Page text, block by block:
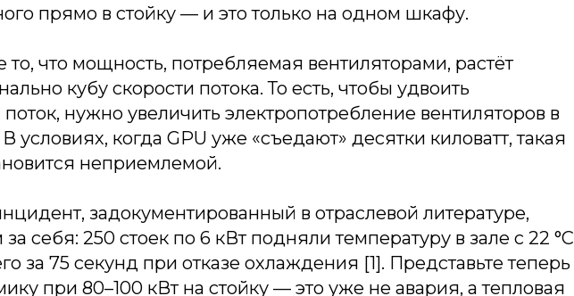
прямо в стойку — и это только на одном шкафу.
что мощность, потребляемая вентиляторами, растёт
кубу скорости потока. То есть, чтобы удвоить
нужно увеличить электропотребление вентиляторов в
условиях, когда GPU уже «съедают» десятки киловатт, такая
неприемлемой.
задокументированный в отраслевой литературе,
за себя: 250 стоек по 6 кВт подняли температуру в зале с 22 °C
за 75 секунд при отказе охлаждения [1]. Представьте теперь
при 80–100 кВт на стойку — это уже не авария, а тепловая